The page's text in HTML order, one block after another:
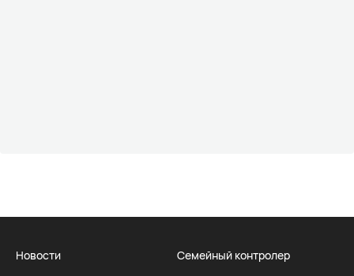
Новости
Семейный контролер